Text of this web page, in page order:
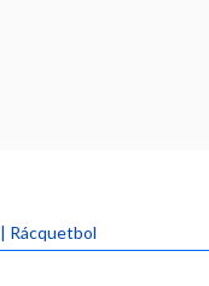
| Rácquetbol